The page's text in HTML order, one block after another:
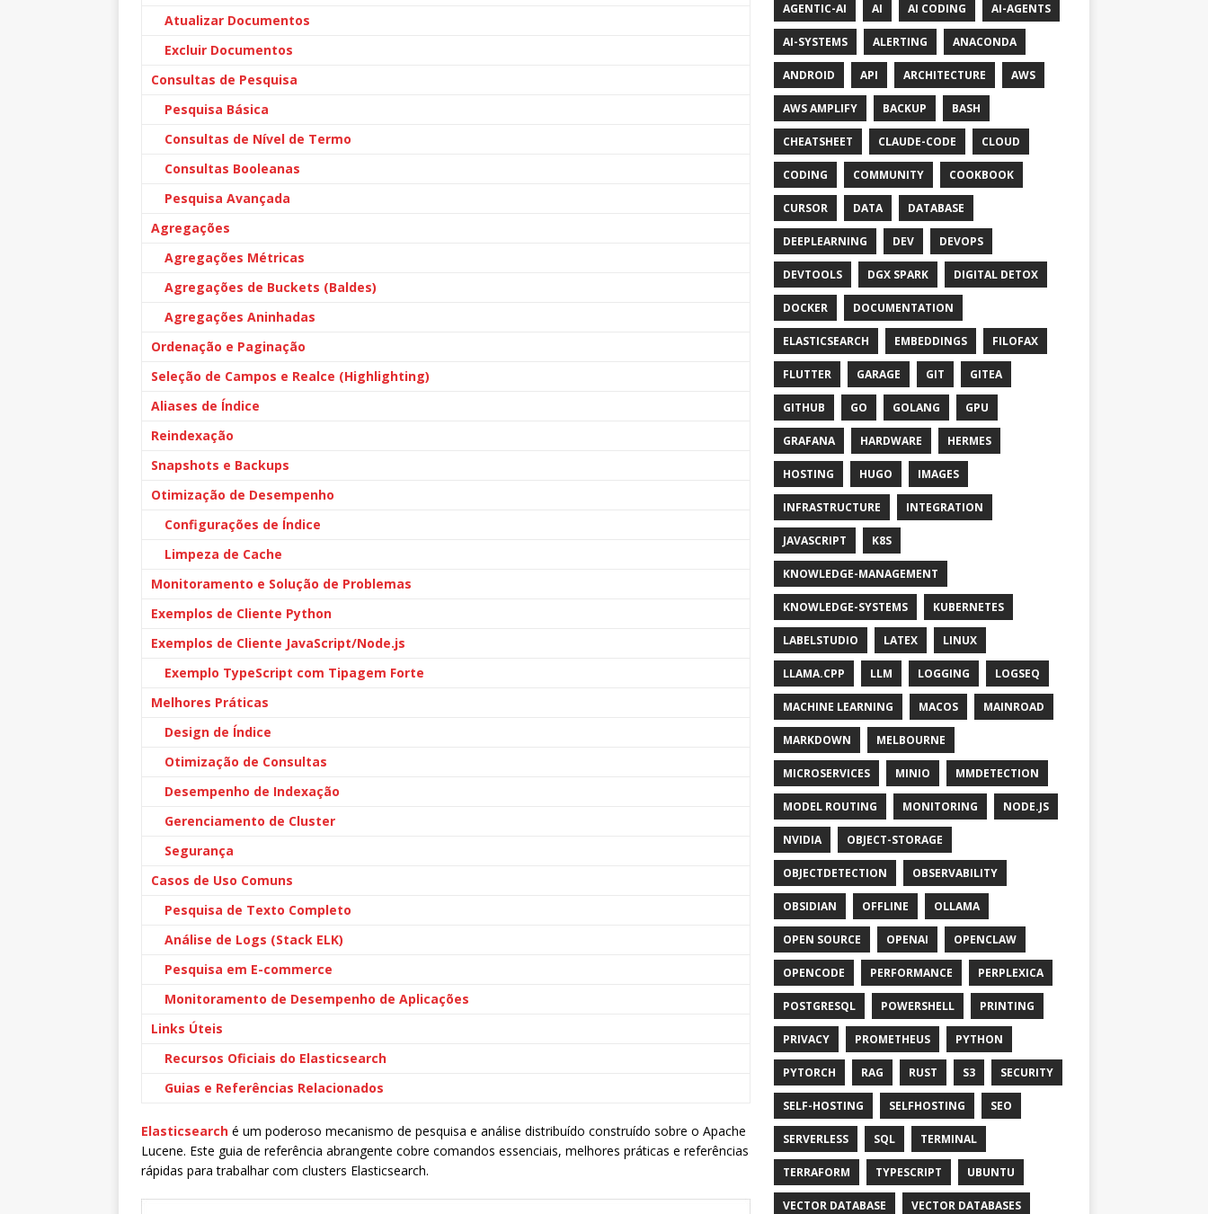
Atualizar Documentos
Excluir Documentos
Consultas de Pesquisa
Pesquisa Básica
Consultas de Nível de Termo
Consultas Booleanas
Pesquisa Avançada
Agregações
Agregações Métricas
Agregações de Buckets (Baldes)
Agregações Aninhadas
Ordenação e Paginação
Seleção de Campos e Realce (Highlighting)
Aliases de Índice
Reindexação
Snapshots e Backups
Otimização de Desempenho
Configurações de Índice
Limpeza de Cache
Monitoramento e Solução de Problemas
Exemplos de Cliente Python
Exemplos de Cliente JavaScript/Node.js
Exemplo TypeScript com Tipagem Forte
Melhores Práticas
Design de Índice
Otimização de Consultas
Desempenho de Indexação
Gerenciamento de Cluster
Segurança
Casos de Uso Comuns
Pesquisa de Texto Completo
Análise de Logs (Stack ELK)
Pesquisa em E-commerce
Monitoramento de Desempenho de Aplicações
Links Úteis
Recursos Oficiais do Elasticsearch
Guias e Referências Relacionados
Elasticsearch é um poderoso mecanismo de pesquisa e análise distribuído construído sobre o Apache
Lucene. Este guia de referência abrangente cobre comandos essenciais, melhores práticas e referências
rápidas para trabalhar com clusters Elasticsearch.
AGENTIC-AI AI AI CODING AI-AGENTS
AI-SYSTEMS ALERTING ANACONDA
ANDROID API ARCHITECTURE AWS
AWS AMPLIFY BACKUP BASH
CHEATSHEET CLAUDE-CODE CLOUD
CODING COMMUNITY COOKBOOK
CURSOR DATA DATABASE
DEEPLEARNING DEV DEVOPS
DEVTOOLS DGX SPARK DIGITAL DETOX
DOCKER DOCUMENTATION
ELASTICSEARCH EMBEDDINGS FILOFAX
FLUTTER GARAGE GIT GITEA
GITHUB GO GOLANG GPU
GRAFANA HARDWARE HERMES
HOSTING HUGO IMAGES
INFRASTRUCTURE INTEGRATION
JAVASCRIPT K8S
KNOWLEDGE-MANAGEMENT
KNOWLEDGE-SYSTEMS KUBERNETES
LABELSTUDIO LATEX LINUX
LLAMA.CPP LLM LOGGING LOGSEQ
MACHINE LEARNING MACOS MAINROAD
MARKDOWN MELBOURNE
MICROSERVICES MINIO MMDETECTION
MODEL ROUTING MONITORING NODE.JS
NVIDIA OBJECT-STORAGE
OBJECTDETECTION OBSERVABILITY
OBSIDIAN OFFLINE OLLAMA
OPEN SOURCE OPENAI OPENCLAW
OPENCODE PERFORMANCE PERPLEXICA
POSTGRESQL POWERSHELL PRINTING
PRIVACY PROMETHEUS PYTHON
PYTORCH RAG RUST S3 SECURITY
SELF-HOSTING SELFHOSTING SEO
SERVERLESS SQL TERMINAL
TERRAFORM TYPESCRIPT UBUNTU
VECTOR DATABASE VECTOR DATABASES